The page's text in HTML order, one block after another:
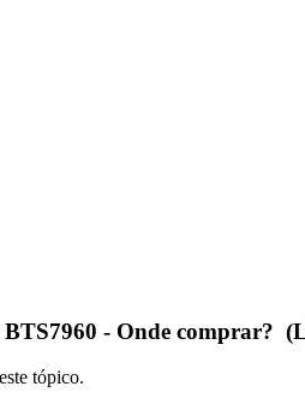
- Onde comprar?
tópico.